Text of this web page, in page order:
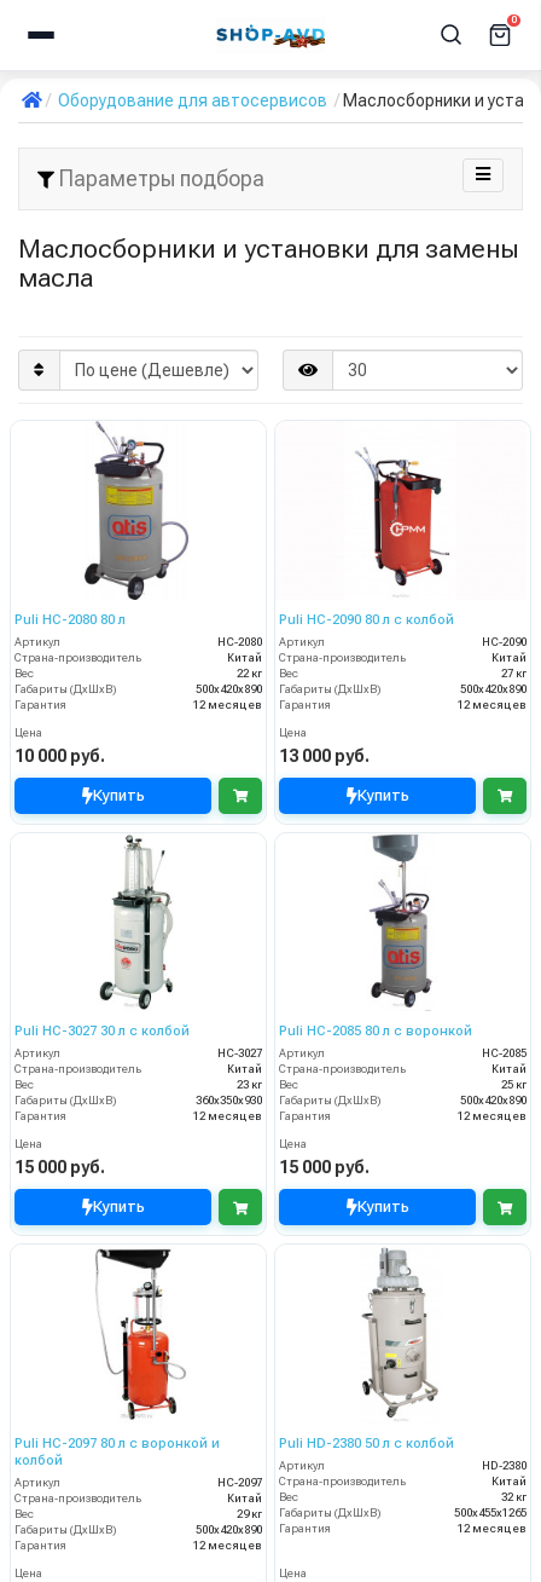
0
Оборудование для автосервисов Маслосборники и
Параметры подбора
Маслосборники и установки для замены
масла
Puli HC-2080 80 л
Артикул
НС-2080
Страна-производитель
Китай
Вес
22 кг
Габариты (ДхШхВ)
500х420х890
Гарантия
12 месяцев
Цена
10 000 руб.
Купить
Puli HC-2090 80 л с колбой
Артикул
HC-2090
Страна-производитель
Китай
Вес
27 кг
Габариты (ДхШхВ)
500х420х890
Гарантия
12 месяцев
Цена
13 000 руб.
Купить
Puli HC-3027 30 л с колбой
Артикул
НС-3027
Страна-производитель
Китай
Вес
23 кг
Габариты (ДхШхВ)
360х350х930
Гарантия
12 месяцев
Цена
15 000 руб.
Купить
Puli HC-2085 80 л с воронкой
Артикул
HC-2085
Страна-производитель
Китай
Вес
25 кг
Габариты (ДхШхВ)
500х420х890
Гарантия
12 месяцев
Цена
15 000 руб.
Купить
Puli HC-2097 80 л с воронкой и
колбой
Артикул
HC-2097
Страна-производитель
Китай
Вес
29 кг
Габариты (ДхШхВ)
500х420х890
Гарантия
12 месяцев
Цена
Puli HD-2380 50 л с колбой
Артикул
HD-2380
Страна-производитель
Китай
Вес
32 кг
Габариты (ДхШхВ)
500х455х1265
Гарантия
12 месяцев
Цена